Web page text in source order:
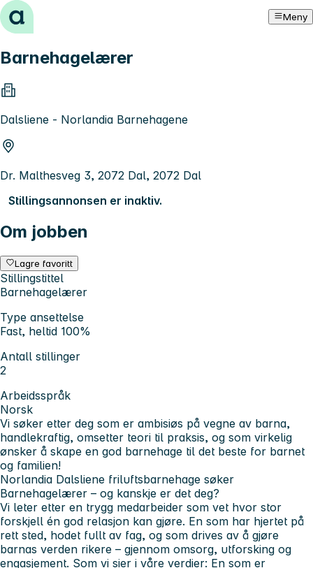
Hopp til innhold Meny
Barnehagelærer
Dalsliene - Norlandia Barnehagene
Dr. Malthesveg 3, 2072 Dal, 2072 Dal
Stillingsannonsen er inaktiv.
Om jobben
Lagre favoritt
Stillingstittel
Barnehagelærer
Type ansettelse
Fast, heltid 100%
Antall stillinger
2
Arbeidsspråk
Norsk
Vi søker etter deg som er ambisiøs på vegne av barna,
handlekraftig, omsetter teori til praksis, og som virkelig
ønsker å skape en god barnehage til det beste for barnet
og familien!
Norlandia Dalsliene friluftsbarnehage søker
Barnehagelærer – og kanskje er det deg?
Vi leter etter en trygg medarbeider som vet hvor stor
forskjell én god relasjon kan gjøre. En som har hjertet på
rett sted, hodet fullt av fag, og som drives av å gjøre
barnas verden rikere – gjennom omsorg, utforsking og
engasjement. Som vi sier i våre verdier: En som er